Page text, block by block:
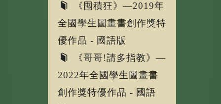
《囤積狂》—2019年
全國學生圖畫書創作獎特
優作品 - 國語版
《哥哥!請多指教》—
2022年全國學生圖畫書
創作獎特優作品 - 國語